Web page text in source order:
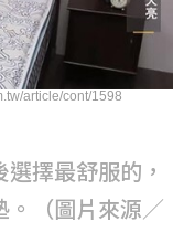
article/cont/1598
擇最舒服的，
。（圖片來源／